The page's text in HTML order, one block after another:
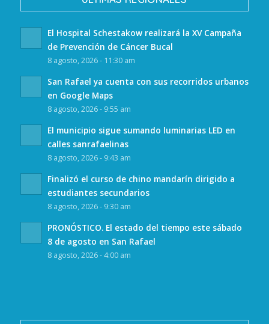
El Hospital Schestakow realizará la XV Campaña
de Prevención de Cáncer Bucal
8 agosto, 2026 - 11:30 am
San Rafael ya cuenta con sus recorridos urbanos
en Google Maps
8 agosto, 2026 - 9:55 am
El municipio sigue sumando luminarias LED en
calles sanrafaelinas
8 agosto, 2026 - 9:43 am
Finalizó el curso de chino mandarín dirigido a
estudiantes secundarios
8 agosto, 2026 - 9:30 am
PRONÓSTICO. El estado del tiempo este sábado
8 de agosto en San Rafael
8 agosto, 2026 - 4:00 am